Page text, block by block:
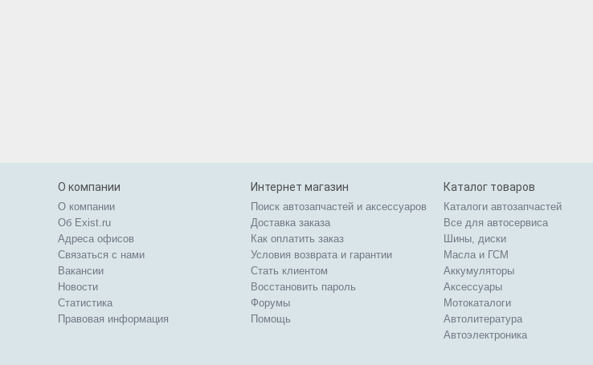
О компании
О компании
Об Exist.ru
Адреса офисов
Связаться с нами
Вакансии
Новости
Статистика
Правовая информация
Интернет магазин
Поиск автозапчастей и аксессуаров
Доставка заказа
Как оплатить заказ
Условия возврата и гарантии
Стать клиентом
Восстановить пароль
Форумы
Помощь
Каталог товаров
Каталоги автозапчастей
Все для автосервиса
Шины, диски
Масла и ГСМ
Аккумуляторы
Аксессуары
Мотокаталоги
Автолитература
Автоэлектроника